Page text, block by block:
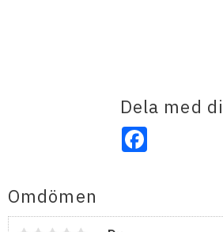
Dela med
Facebook
Omdömen